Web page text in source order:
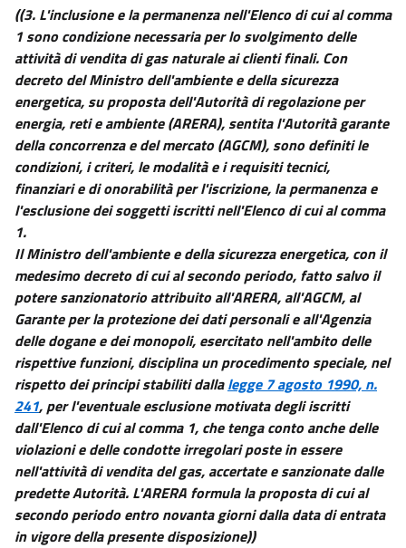
Vendita
17
18
Titolo VI
Norme per la tutela e lo sviluppo della concorrenza
19
20
21
Titolo VII
22
23
24
25
26
27
Titolo VIII
Organizzazione del settore
28
29
30
((3. L'inclusione e la permanenza nell'Elenco di cui al comma
1 sono condizione necessaria per lo svolgimento delle
attività di vendita di gas naturale ai clienti finali. Con
decreto del Ministro dell'ambiente e della sicurezza
energetica, su proposta dell'Autorità di regolazione per
energia, reti e ambiente (ARERA), sentita l'Autorità garante
della concorrenza e del mercato (AGCM), sono definiti le
condizioni, i criteri, le modalità e i requisiti tecnici,
finanziari e di onorabilità per l'iscrizione, la permanenza e
l'esclusione dei soggetti iscritti nell'Elenco di cui al comma
1.
Il Ministro dell'ambiente e della sicurezza energetica, con il
medesimo decreto di cui al secondo periodo, fatto salvo il
potere sanzionatorio attribuito all'ARERA, all'AGCM, al
Garante per la protezione dei dati personali e all'Agenzia
delle dogane e dei monopoli, esercitato nell'ambito delle
rispettive funzioni, disciplina un procedimento speciale, nel
rispetto dei principi stabiliti dallalegge 7 agosto 1990, n.
241, per l'eventuale esclusione motivata degli iscritti
dall'Elenco di cui al comma 1, che tenga conto anche delle
violazioni e delle condotte irregolari poste in essere
nell'attività di vendita del gas, accertate e sanzionate dalle
predette Autorità. L'ARERA formula la proposta di cui al
secondo periodo entro novanta giorni dalla data di entrata
in vigore della presente disposizione))